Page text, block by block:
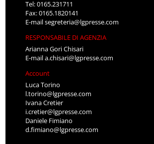
Tel: 0165.231711
Fax: 0165.1820141
E-mailsegreteria@lgpresse.com
RESPONSABILE DI AGENZIA
Arianna Gori Chisari
E-maila.chisari@lgpresse.com
Account
Luca Torino
l.torino@lgpresse.com
Ivana Cretier
i.cretier@lgpresse.com
Daniele Fimiano
d.fimiano@lgpresse.com